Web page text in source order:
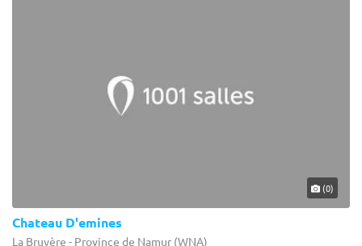
(0)
Chateau D'emines
La Bruyère - Province de Namur (WNA)